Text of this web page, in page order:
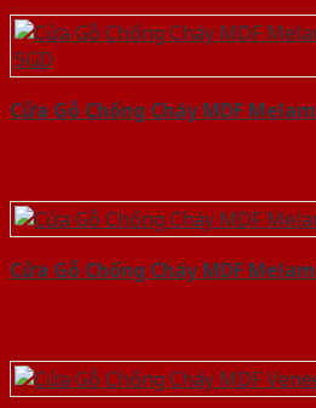
Cửa Gỗ Chống Cháy MDF
Cửa Gỗ Chống Cháy MDF